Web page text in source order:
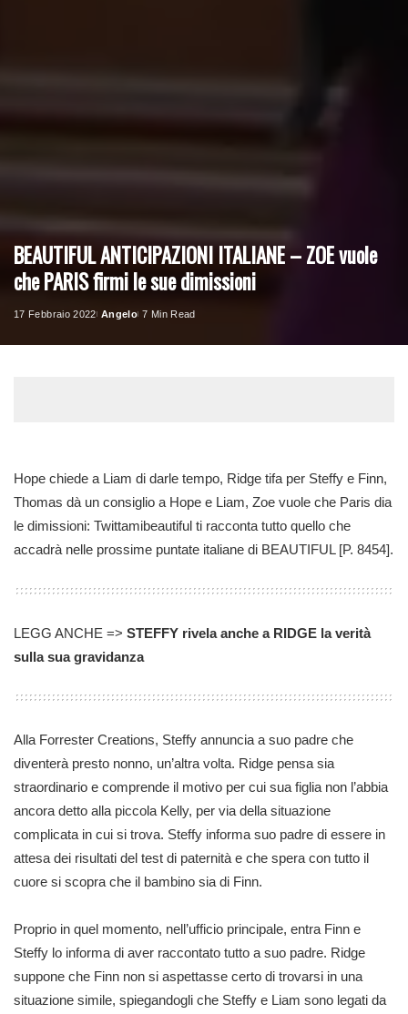
BEAUTIFUL ANTICIPAZIONI ITALIANE – ZOE vuole
che PARIS firmi le sue dimissioni
17 Febbraio 2022
Posted
Angelo 7 Min Read
Hope chiede a Liam di darle tempo, Ridge tifa per Steffy e Finn,
Thomas dà un consiglio a Hope e Liam, Zoe vuole che Paris dia
le dimissioni: Twittamibeautiful ti racconta tutto quello che
accadrà nelle prossime puntate italiane di BEAUTIFUL [P. 8454].
LEGG ANCHE => STEFFY rivela anche a RIDGE la verità
sulla sua gravidanza
Alla Forrester Creations, Steffy annuncia a suo padre che
diventerà presto nonno, un’altra volta. Ridge pensa sia
straordinario e comprende il motivo per cui sua figlia non l’abbia
ancora detto alla piccola Kelly, per via della situazione
complicata in cui si trova. Steffy informa suo padre di essere in
attesa dei risultati del test di paternità e che spera con tutto il
cuore si scopra che il bambino sia di Finn.
Proprio in quel momento, nell’ufficio principale, entra Finn e
Steffy lo informa di aver raccontato tutto a suo padre. Ridge
suppone che Finn non si aspettasse certo di trovarsi in una
situazione simile, spiegandogli che Steffy e Liam sono legati da